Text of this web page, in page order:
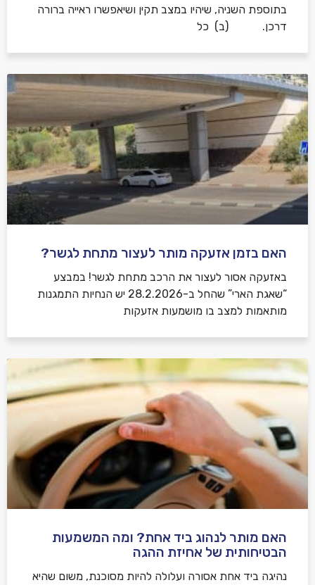
בתוספת השניה, שיהיו במצב תקין ושיאפשרו ראייה ברורה
דרכן. (ב) כל
האם בזמן אזעקה מותר לעצור מתחת לגשר?
באזעקה אסור לעצור את הרכב מתחת לגשר! במבצע
“שאגת הארי” שהחל ב-28.2.2026 יש הנחיות התמגנות
מותאמות למצב בו מושמעות אזעקות
האם מותר לנהוג ביד אחת? ומה המשמעות
הבטיחותית של אחיזת ההגה
נהיגה ביד אחת אסורה ועלולה להיות מסוכנת, משום שהיא